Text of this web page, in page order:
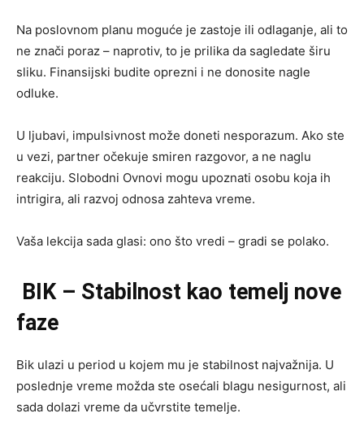
Na poslovnom planu moguće je zastoje ili odlaganje, ali to
ne znači poraz – naprotiv, to je prilika da sagledate širu
sliku. Finansijski budite oprezni i ne donosite nagle
odluke.
U ljubavi, impulsivnost može doneti nesporazum. Ako ste
u vezi, partner očekuje smiren razgovor, a ne naglu
reakciju. Slobodni Ovnovi mogu upoznati osobu koja ih
intrigira, ali razvoj odnosa zahteva vreme.
Vaša lekcija sada glasi: ono što vredi – gradi se polako.
BIK – Stabilnost kao temelj nove
faze
Bik ulazi u period u kojem mu je stabilnost najvažnija. U
poslednje vreme možda ste osećali blagu nesigurnost, ali
sada dolazi vreme da učvrstite temelje.